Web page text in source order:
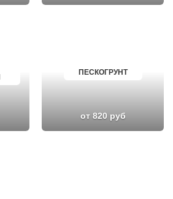
ПЕСКОГРУНТ
от 820 руб